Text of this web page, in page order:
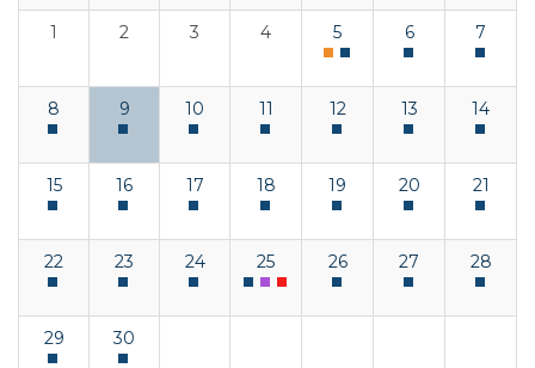
1 2 3 4 5 6 7
8 9 10 11 12 13 14
15 16 17 18 19 20 21
22 23 24 25 26 27 28
29 30